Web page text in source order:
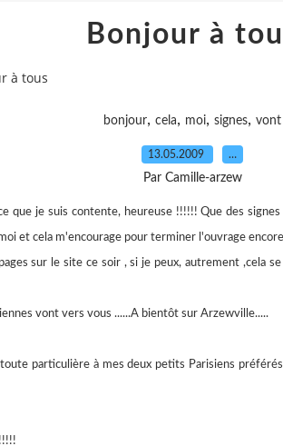
Bonjour à
à tous
bonjour, cela, moi, signes, vont
13.05.2009 …
Par Camille-arzew
que je suis contente, heureuse !!!!!! Que des
et cela m'encourage pour terminer l'ouvrage
sur le site ce soir , si je peux, autrement ,cela
vont vers vous ......A bientôt sur Arzewville.....
particulière à mes deux petits Parisiens